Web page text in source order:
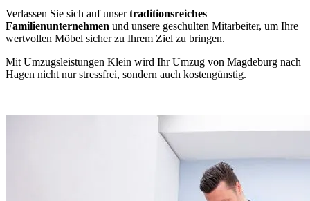
Verlassen Sie sich auf unsertraditionsreiches
Familienunternehmen und unsere geschulten Mitarbeiter, um Ihre
wertvollen Möbel sicher zu Ihrem Ziel zu bringen.
Mit Umzugsleistungen Klein wird Ihr Umzug von Magdeburg nach
Hagen nicht nur stressfrei, sondern auch kostengünstig.